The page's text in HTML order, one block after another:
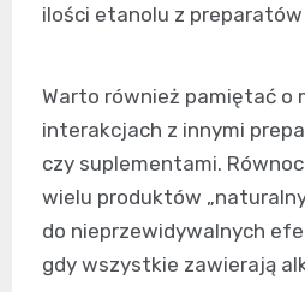
ilości etanolu z
Warto również pamiętać o
interakcjach z innymi
czy suplementami.
wielu produktów
do nieprzewidywalnych
gdy wszystkie zawierają